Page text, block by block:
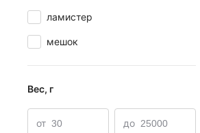
ламистер
мешок
Вес, г
от до